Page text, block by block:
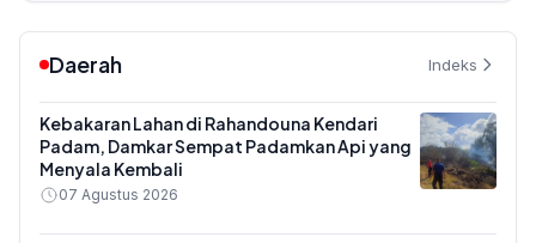
Daerah Indeks
Kebakaran Lahan di Rahandouna Kendari
Padam, Damkar Sempat Padamkan Api yang
Menyala Kembali
07 Agustus 2026